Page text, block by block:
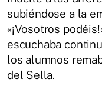
subiéndose a la
«¡Vosotros
escuchaba
los alumnos
del Sella.